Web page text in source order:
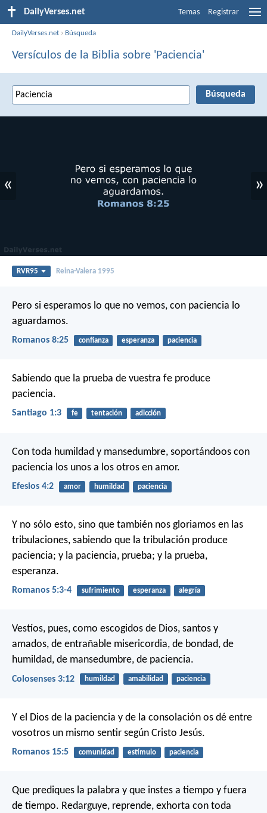
DailyVerses.net Temas Registrar
DailyVerses.net › Búsqueda
Versículos de la Biblia sobre 'Paciencia'
« »
RVR95 Reina-Valera 1995
Pero si esperamos lo que no vemos, con paciencia lo
aguardamos.
Romanos 8:25 confianza esperanza paciencia
Sabiendo que la prueba de vuestra fe produce
paciencia.
Santiago 1:3 fe tentación adicción
Con toda humildad y mansedumbre, soportándoos con
paciencia los unos a los otros en amor.
Efesios 4:2 amor humildad paciencia
Y no sólo esto, sino que también nos gloriamos en las
tribulaciones, sabiendo que la tribulación produce
paciencia; y la paciencia, prueba; y la prueba,
esperanza.
Romanos 5:3-4 sufrimiento esperanza alegría
Vestíos, pues, como escogidos de Dios, santos y
amados, de entrañable misericordia, de bondad, de
humildad, de mansedumbre, de paciencia.
Colosenses 3:12 humildad amabilidad paciencia
Y el Dios de la paciencia y de la consolación os dé entre
vosotros un mismo sentir según Cristo Jesús.
Romanos 15:5 comunidad estímulo paciencia
Que prediques la palabra y que instes a tiempo y fuera
de tiempo. Redarguye, reprende, exhorta con toda